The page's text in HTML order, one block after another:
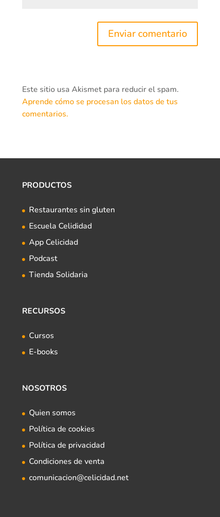
Este sitio usa Akismet para reducir el spam.
Aprende cómo se procesan los datos de tus
comentarios.
PRODUCTOS
Restaurantes sin gluten
Escuela Celididad
App Celicidad
Podcast
Tienda Solidaria
RECURSOS
Cursos
E-books
NOSOTROS
Quien somos
Política de cookies
Política de privacidad
Condiciones de venta
comunicacion@celicidad.net